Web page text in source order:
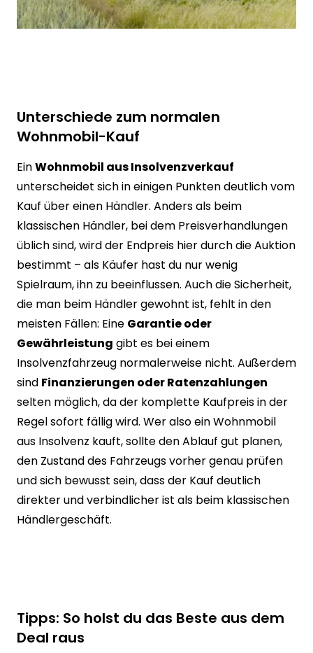
Unterschiede zum normalen
Wohnmobil-Kauf
EinWohnmobil aus Insolvenzverkauf
unterscheidet sich in einigen Punkten deutlich vom
Kauf über einen Händler. Anders als beim
klassischen Händler, bei dem Preisverhandlungen
üblich sind, wird der Endpreis hier durch die Auktion
bestimmt – als Käufer hast du nur wenig
Spielraum, ihn zu beeinflussen. Auch die Sicherheit,
die man beim Händler gewohnt ist, fehlt in den
meisten Fällen: Eine Garantie oder
Gewährleistung gibt es bei einem
Insolvenzfahrzeug normalerweise nicht. Außerdem
sind Finanzierungen oder Ratenzahlungen
selten möglich, da der komplette Kaufpreis in der
Regel sofort fällig wird. Wer also ein Wohnmobil
aus Insolvenz kauft, sollte den Ablauf gut planen,
den Zustand des Fahrzeugs vorher genau prüfen
und sich bewusst sein, dass der Kauf deutlich
direkter und verbindlicher ist als beim klassischen
Händlergeschäft.
Tipps: So holst du das Beste aus dem
Deal raus